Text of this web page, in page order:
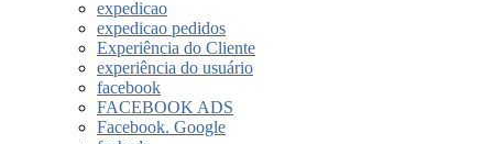
expedicao
expedicao pedidos
Experiência do Cliente
experiência do usuário
facebook
FACEBOOK ADS
Facebook. Google